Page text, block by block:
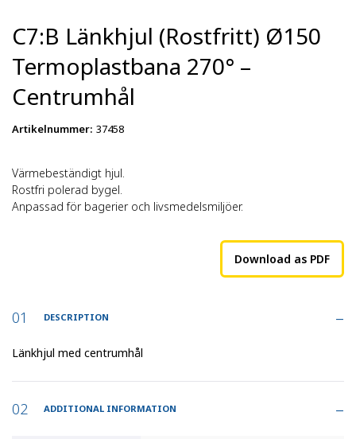
C7:B Länkhjul (Rostfritt) Ø150
Termoplastbana 270° –
Centrumhål
Artikelnummer: 37458
Värmebeständigt hjul.
Rostfri polerad bygel.
Anpassad för bagerier och livsmedelsmiljöer.
Download as PDF
DESCRIPTION
Länkhjul med centrumhål
ADDITIONAL INFORMATION